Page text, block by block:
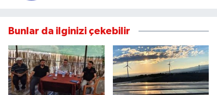
Bunlar da ilginizi çekebilir